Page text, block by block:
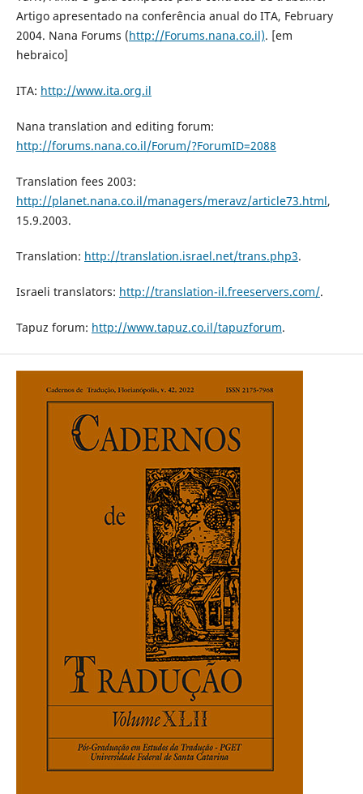
Artigo apresentado na conferência anual do ITA, February
2004. Nana Forums (http://Forums.nana.co.il). [em
hebraico]
ITA: http://www.ita.org.il
Nana translation and editing forum:
http://forums.nana.co.il/Forum/?ForumID=2088
Translation fees 2003:
http://planet.nana.co.il/managers/meravz/article73.html,
15.9.2003.
Translation: http://translation.israel.net/trans.php3.
Israeli translators: http://translation-il.freeservers.com/.
Tapuz forum: http://www.tapuz.co.il/tapuzforum.